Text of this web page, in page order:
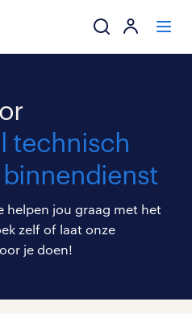
werkgevers
mijn carrière
over randstad
technisch
helpen jou graag met het
zelf of laat onze
je doen!